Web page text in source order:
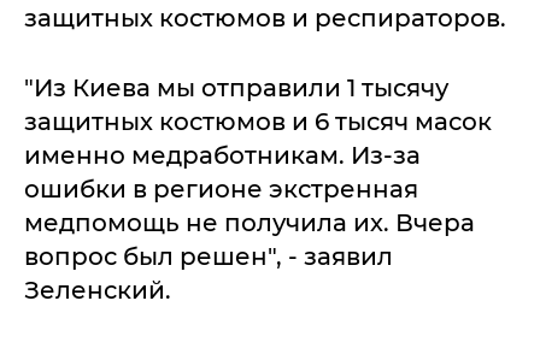
защитных костюмов и респираторов.
"Из Киева мы отправили 1 тысячу
защитных костюмов и 6 тысяч масок
именно медработникам. Из-за
ошибки в регионе экстренная
медпомощь не получила их. Вчера
вопрос был решен", - заявил
Зеленский.